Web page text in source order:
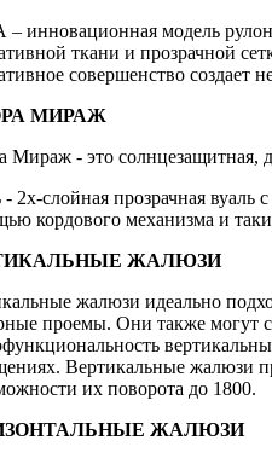
– инновационная модель
ткани и прозрачной
совершенство
МИРАЖ
Мираж - это солнцезащитная,
- 2х-слойная прозрачная
кордового механизма и
ЖАЛЮЗИ
жалюзи идеально
проемы. Они также могут
Вертикальные жалюзи
их поворота до 1800.
ЖАЛЮЗИ